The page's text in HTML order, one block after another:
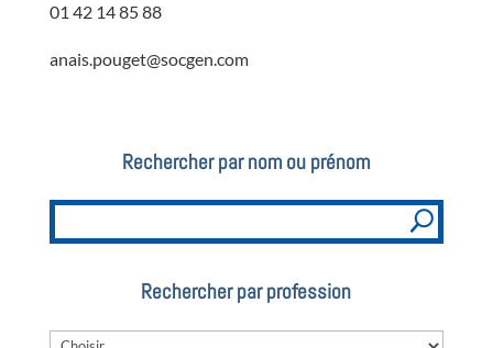
01 42 14 85 88
anais.pouget@socgen.com
Rechercher par nom ou prénom
Rechercher par profession